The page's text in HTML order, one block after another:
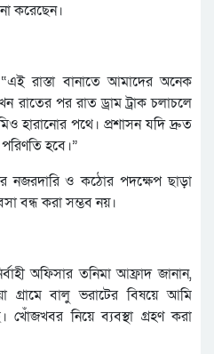
করেছেন।
রাস্তা বানাতে আমাদের অনেক
রাতের পর রাত ড্রাম ট্রাক চলাচলে
হারানোর পথে। প্রশাসন যদি দ্রুত
হবে।”
নজরদারি ও কঠোর পদক্ষেপ ছাড়া
বন্ধ করা সম্ভব নয়।
অফিসার তনিমা আফ্রাদ জানান,
গ্রামে বালু ভরাটের বিষয়ে আমি
খোঁজখবর নিয়ে ব্যবস্থা গ্রহণ করা